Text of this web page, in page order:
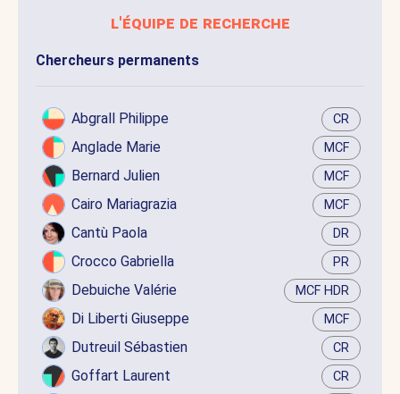
l'équipe de recherche
Chercheurs permanents
Abgrall Philippe CR
Anglade Marie MCF
Bernard Julien MCF
Cairo Mariagrazia MCF
Cantù Paola DR
Crocco Gabriella PR
Debuiche Valérie MCF HDR
Di Liberti Giuseppe MCF
Dutreuil Sébastien CR
Goffart Laurent CR